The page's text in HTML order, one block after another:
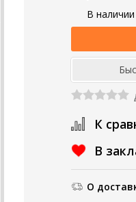
В наличии
К
В
О